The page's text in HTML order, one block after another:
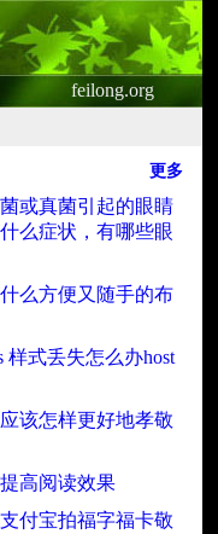
feilong.org
更多
或真菌引起的眼睛
么症状，有哪些眼
么方便又随手的布
样式丢失怎么办host
该怎样更好地孝敬
高阅读效果
付宝拍福字福卡敬